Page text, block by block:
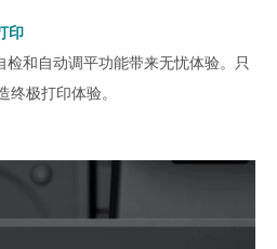
印
和自动调平功能带来无忧体验。只
终极打印体验。